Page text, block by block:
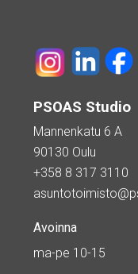
PSOAS Studio
Mannenkatu 6 A
90130 Oulu
+358 8 317 3110
Avoinna
ma-pe 10-15